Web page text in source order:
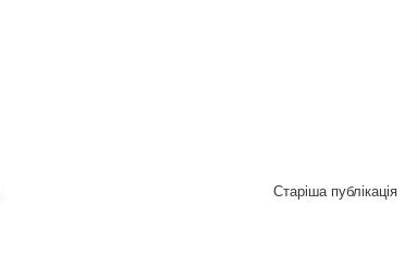
Старіша публікація